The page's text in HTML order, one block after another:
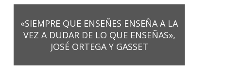
«SIEMPRE QUE ENSEÑES ENSEÑA A LA
VEZ A DUDAR DE LO QUE ENSEÑAS»,
JOSÉ ORTEGA Y GASSET